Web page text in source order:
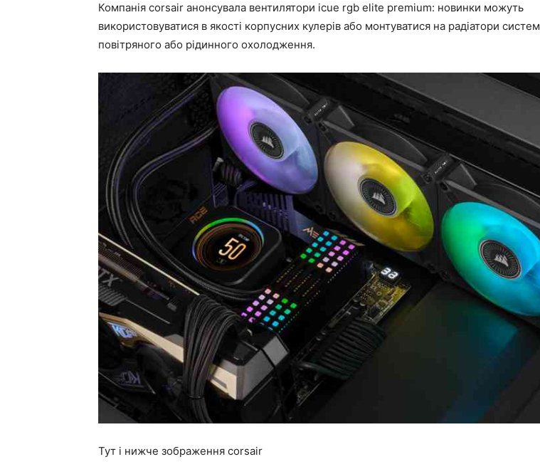
Компанія corsair анонсувала вентилятори icue rgb elite premium: новинки можуть
використовуватися в якості корпусних кулерів або монтуватися на радіатори систем
повітряного або рідинного охолодження.
Тут і нижче зображення corsair